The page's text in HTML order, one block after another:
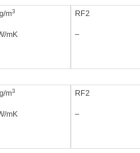
m3 RF2
mK –
m3 RF2
mK –